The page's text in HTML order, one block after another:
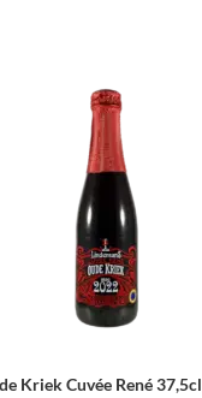
Kriek Cuvée René 37,5cl